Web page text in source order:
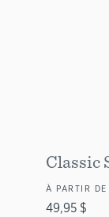
Classic
À PARTIR DE
49,95 $